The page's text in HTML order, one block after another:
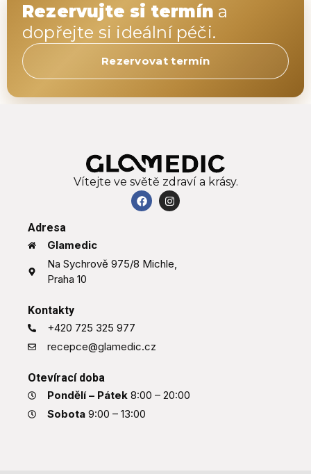
Rezervujte si termín a
dopřejte si ideální péči.
Rezervovat termín
Vítejte ve světě zdraví a krásy.
Adresa
Glamedic
Na Sychrově 975/8 Michle,
Praha 10
Kontakty
+420 725 325 977
recepce@glamedic.cz
Otevírací doba
Pondělí – Pátek 8:00 – 20:00
Sobota 9:00 – 13:00